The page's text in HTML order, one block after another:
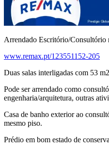
Arrendado Escritório/Consultório
www.remax.pt/123551152-205
Duas salas interligadas com 53
Pode ser arrendado como
engenharia/arquitetura, outras
Casa de banho exterior ao
mesmo piso.
Prédio em bom estado de